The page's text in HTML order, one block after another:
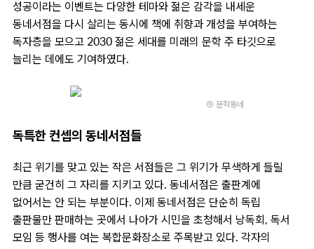
성공이라는 이벤트는 다양한 테마와 젊은 감각을 내세운
동네서점을 다시 살리는 동시에 책에 취향과 개성을 부여하는
독자층을 모으고 2030 젊은 세대를 미래의 문학 주 타깃으로
늘리는 데에도 기여하였다.
Ⓒ 문학동네
독특한 컨셉의 동네서점들
최근 위기를 맞고 있는 작은 서점들은 그 위기가 무색하게 들릴
만큼 굳건히 그 자리를 지키고 있다. 동네서점은 출판계에
없어서는 안 되는 부분이다. 이제 동네서점은 단순히 독립
출판물만 판매하는 곳에서 나아가 시민을 초청해서 낭독회, 독서
모임 등 행사를 여는 복합문화장소로 주목받고 있다. 각자의